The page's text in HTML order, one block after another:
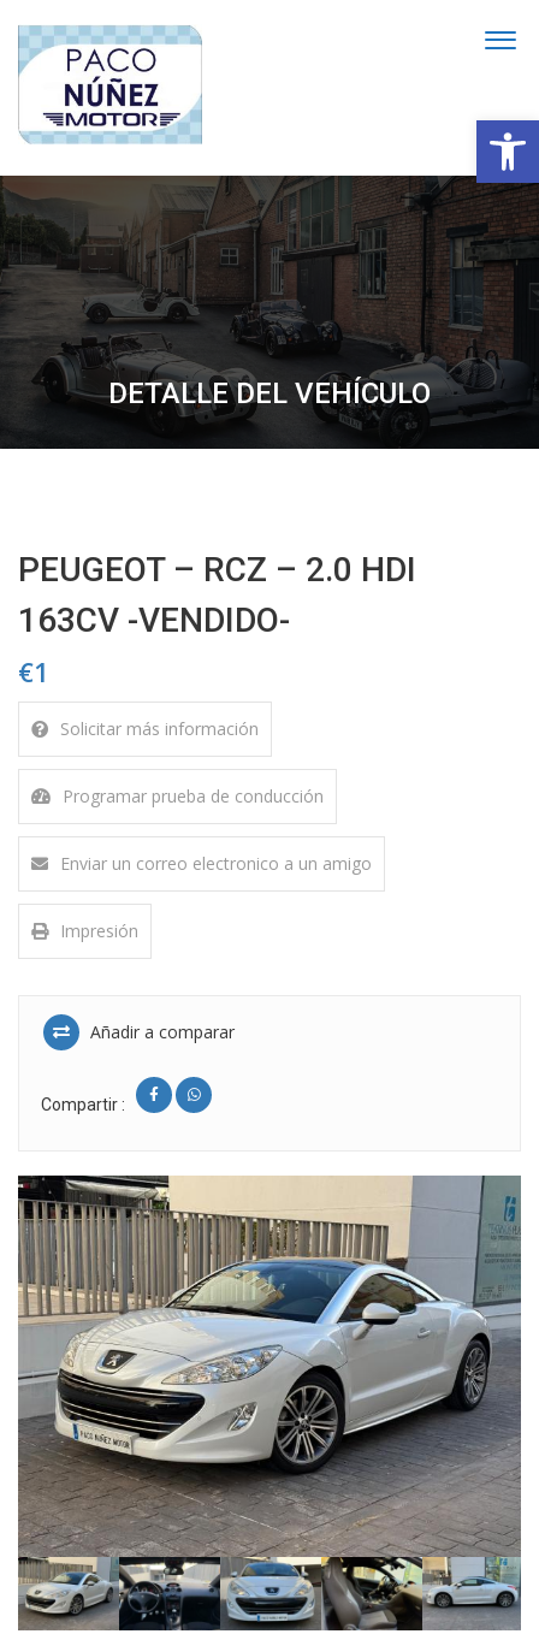
DETALLE DEL VEHÍCULO
PEUGEOT – RCZ – 2.0 HDI
163CV -VENDIDO-
€1
Solicitar más información
Programar prueba de conducción
Enviar un correo electronico a un amigo
Impresión
Añadir a comparar
Compartir :